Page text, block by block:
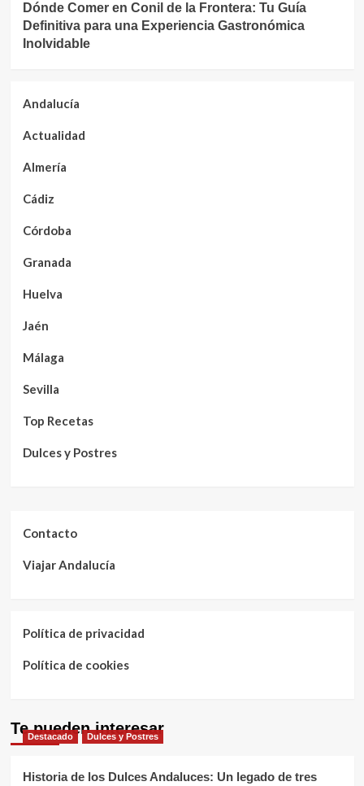
Dónde Comer en Conil de la Frontera: Tu Guía
Definitiva para una Experiencia Gastronómica
Inolvidable
Andalucía
Actualidad
Almería
Cádiz
Córdoba
Granada
Huelva
Jaén
Málaga
Sevilla
Top Recetas
Dulces y Postres
Contacto
Viajar Andalucía
Política de privacidad
Política de cookies
Te pueden interesar
Destacado Dulces y Postres
Historia de los Dulces Andaluces: Un legado de tres